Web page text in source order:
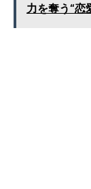
力を奪う“恋